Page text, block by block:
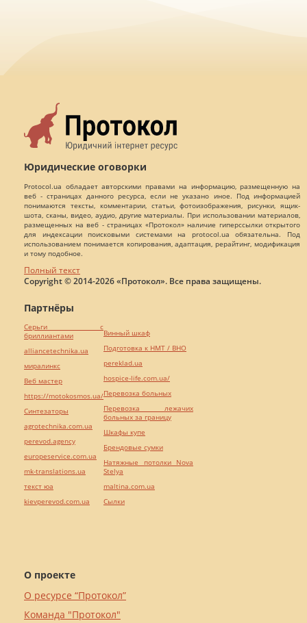
Юридические оговорки
Protocol.ua обладает авторскими правами на информацию, размещенную на
веб - страницах данного ресурса, если не указано иное. Под информацией
понимаются тексты, комментарии, статьи, фотоизображения, рисунки, ящик-
шота, сканы, видео, аудио, другие материалы. При использовании материалов,
размещенных на веб - страницах «Протокол» наличие гиперссылки открытого
для индексации поисковыми системами на protocol.ua обязательна. Под
использованием понимается копирования, адаптация, рерайтинг, модификация
и тому подобное.
Полный текст
Copyright © 2014-2026 «Протокол». Все права защищены.
О проекте
О ресурсе “Протокол”
Команда "Протокол"
Партнёры
Серьги с
бриллиантами
alliancetechnika.ua
миралинкс
Веб мастер
https://motokosmos.ua/
Синтезаторы
agrotechnika.com.ua
perevod.agency
europeservice.com.ua
mk-translations.ua
текст юа
kievperevod.com.ua
Винный шкаф
Подготовка к НМТ / ВНО
pereklad.ua
hospice-life.com.ua/
Перевозка больных
Перевозка лежачих
больных за границу
Шкафы купе
Брендовые сумки
Натяжные потолки Nova
Stelya
maltina.com.ua
Cылки